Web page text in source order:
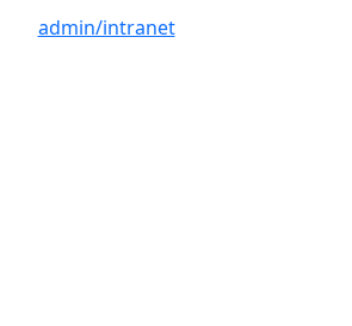
admin/intranet